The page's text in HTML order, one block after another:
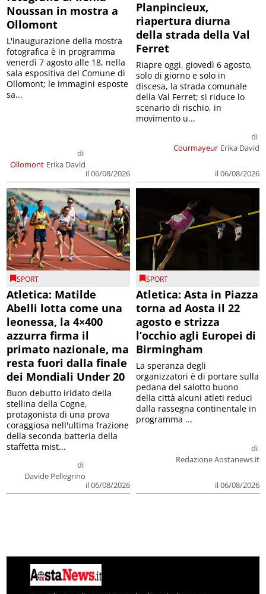
Noussan in mostra a
Ollomont
Ollomont
di
Erika David
il 06/08/2026
L'inaugurazione della mostra
fotografica è in programma
venerdì 7 agosto alle 18, nella
sala espositiva del Comune di
Ollomont; le immagini esposte
sa...
Planpincieux,
riapertura diurna
della strada della Val
Ferret
Courmayeur
di
Erika David
il 06/08/2026
Riapre oggi, giovedì 6 agosto,
solo di giorno e solo in
discesa, la strada comunale
della Val Ferret; si riduce lo
scenario di rischio, in
movimento u...
SPORT
Atletica: Matilde
Abelli lotta come una
leonessa, la 4×400
azzurra firma il
primato nazionale, ma
resta fuori dalla finale
dei Mondiali Under 20
di
Davide Pellegrino
il 06/08/2026
Buon debutto iridato della
stellina della Cogne,
protagonista di una prova
coraggiosa nell'ultima frazione
della seconda batteria della
staffetta mist...
SPORT
Atletica: Asta in Piazza
torna ad Aosta il 22
agosto e strizza
l’occhio agli Europei di
Birmingham
di
Redazione Aostanews.it
il 06/08/2026
La speranza degli
organizzatori è di portare sulla
pedana del salotto buono
della città alcuni atleti reduci
dalla rassegna continentale in
programma ...